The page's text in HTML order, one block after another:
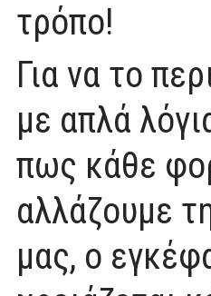
τρόπο!
Για να το
με απλά
πως κάθε
αλλάζουμε
μας, ο